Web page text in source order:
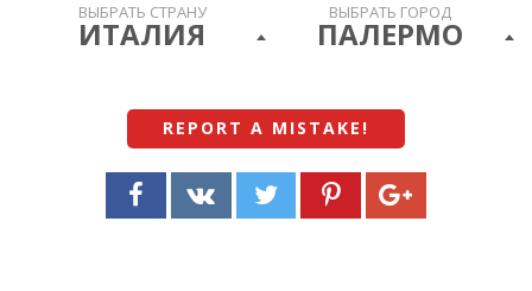
ВЫБРАТЬ СТРАНУ
ИТАЛИЯ
ВЫБРАТЬ ГОРОД
ПАЛЕРМО
REPORT A MISTAKE !